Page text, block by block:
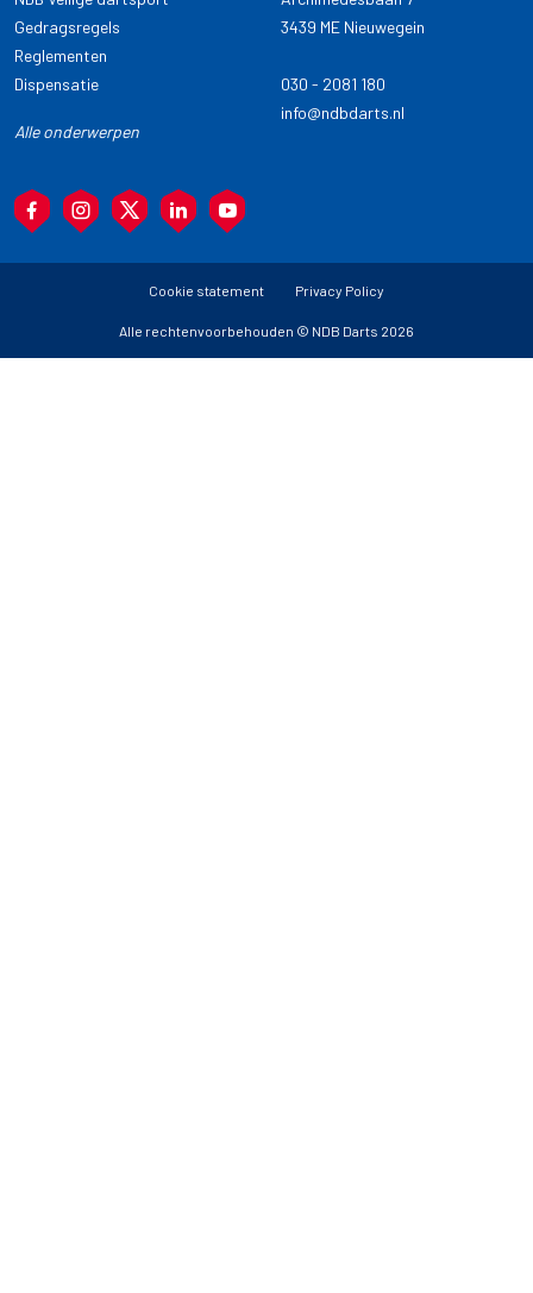
Gedragsregels
Reglementen
Dispensatie
Alle onderwerpen
3439 ME Nieuwegein
030 - 2081 180
info@ndbdarts.nl
Cookie statement Privacy Policy
Alle rechtenvoorbehouden © NDB Darts 2026